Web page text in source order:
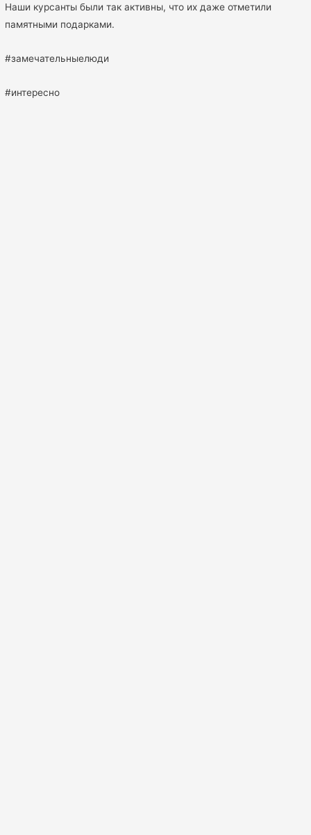
Наши курсанты были так активны, что их даже отметили
памятными подарками.
#замечательныелюди
#интересно